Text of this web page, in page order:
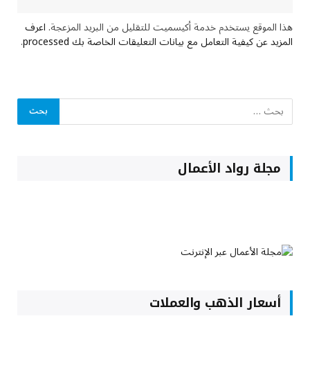
هذا الموقع يستخدم خدمة أكيسميت للتقليل من البريد المزعجة.اعرف
المزيد عن كيفية التعامل مع بيانات التعليقات الخاصة بك processed .
مجلة رواد الأعمال
أسعار الذهب والعملات